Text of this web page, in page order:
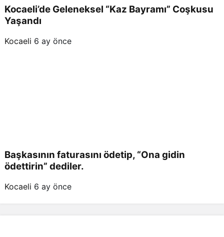
Kocaeli’de Geleneksel “Kaz Bayramı” Coşkusu
Yaşandı
Kocaeli 6 ay önce
Başkasının faturasını ödetip, “Ona gidin
ödettirin” dediler.
Kocaeli 6 ay önce